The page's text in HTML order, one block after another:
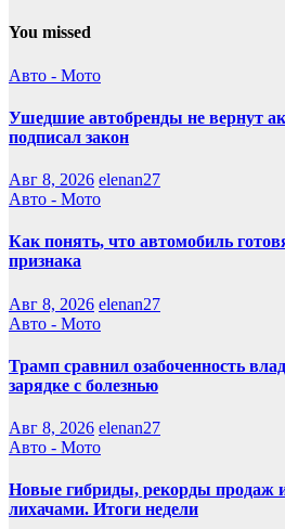
You missed
Авто - Мото
Ушедшие автобренды не вернут
подписал закон
Авг 8, 2026 elenan27
Авто - Мото
Как понять, что автомобиль
признака
Авг 8, 2026 elenan27
Авто - Мото
Трамп сравнил озабоченность
зарядке с болезнью
Авг 8, 2026 elenan27
Авто - Мото
Новые гибриды, рекорды продаж
лихачами. Итоги недели